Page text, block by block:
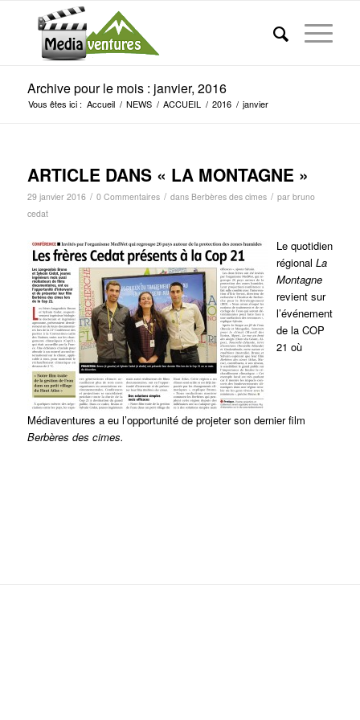
Archive pour le mois : janvier, 2016
Vous êtes ici : Accueil / NEWS / ACCUEIL / 2016 / janvier
ARTICLE DANS « LA MONTAGNE »
29 janvier 2016 / 0 Commentaires / dans Berbères des cimes / par bruno
cedat
Le quotidien
régional La
Montagne
revient sur
l’événement
de la COP
21 où
Médiaventures a eu l’opportunité de projeter son dernier film
Berbères des cimes.